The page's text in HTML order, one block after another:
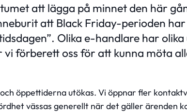
att lägga på minnet den här
att Black Friday-perioden
Olika e-handlare har olika
vi förberett oss för att kunna möta
öppettiderna utökas. Vi öppnar fler
vässas generellt när det gäller ärenden